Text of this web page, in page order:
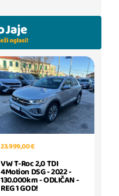
23.999,00 €
VW T-Roc 2,0 TDI
4Motion DSG - 2022 -
130.000km - ODLIČAN -
REG 1 GOD!